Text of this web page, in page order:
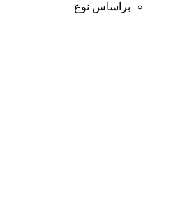
براساس نوع